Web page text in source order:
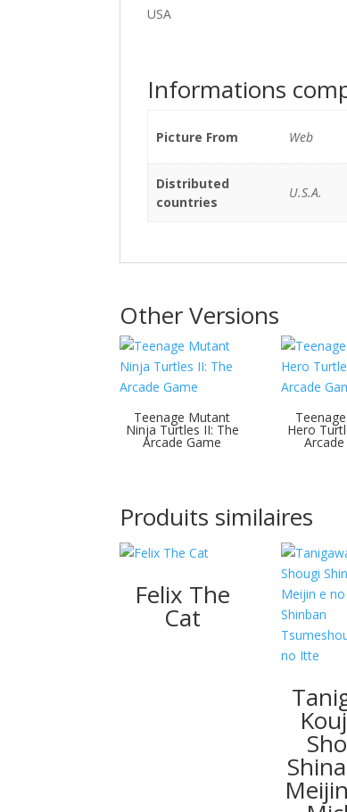
USA
Informations
Picture From Web
Distributed
countries
U.S.A.
Other Versions
Teenage Mutant
Ninja Turtles II: The
Arcade Game
Hero
Produits similaires
Felix The
Cat